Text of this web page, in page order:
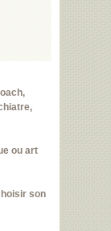
ou art
son